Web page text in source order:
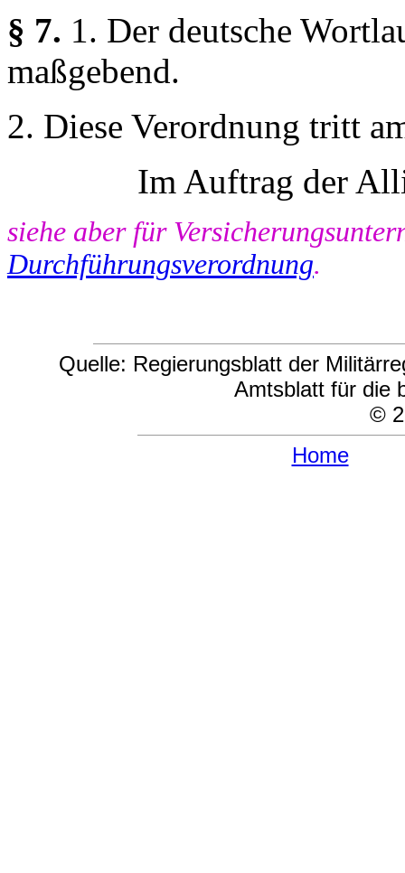
§ 7. 1. Der deutsche
maßgebend.
2. Diese Verordnung tritt
Im Auftrag der
siehe aber für
Durchführungsverordnung.
Quelle: Regierungsblatt der
Amtsblatt für die
©
Home